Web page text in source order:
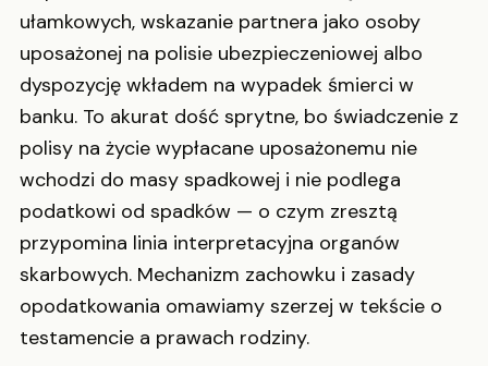
ułamkowych, wskazanie partnera jako osoby
uposażonej na polisie ubezpieczeniowej albo
dyspozycję wkładem na wypadek śmierci w
banku. To akurat dość sprytne, bo świadczenie z
polisy na życie wypłacane uposażonemu nie
wchodzi do masy spadkowej i nie podlega
podatkowi od spadków — o czym zresztą
przypomina linia interpretacyjna organów
skarbowych. Mechanizm zachowku i zasady
opodatkowania omawiamy szerzej w tekście o
testamencie a prawach rodziny.